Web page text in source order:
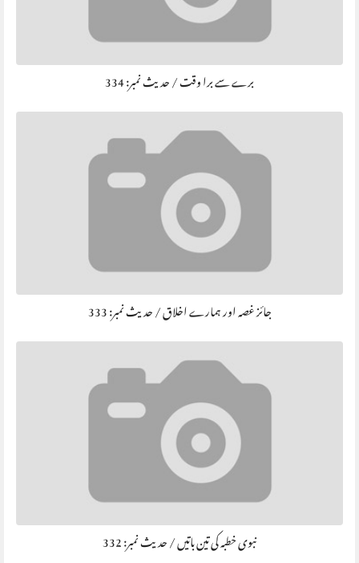
برے سے برا وقت / حديث نمبر: 334
جائز غصہ اور ہمارے اخلاق / حديث نمبر: 333
نبوی خطبہ کی تین باتیں / حديث نمبر: 332